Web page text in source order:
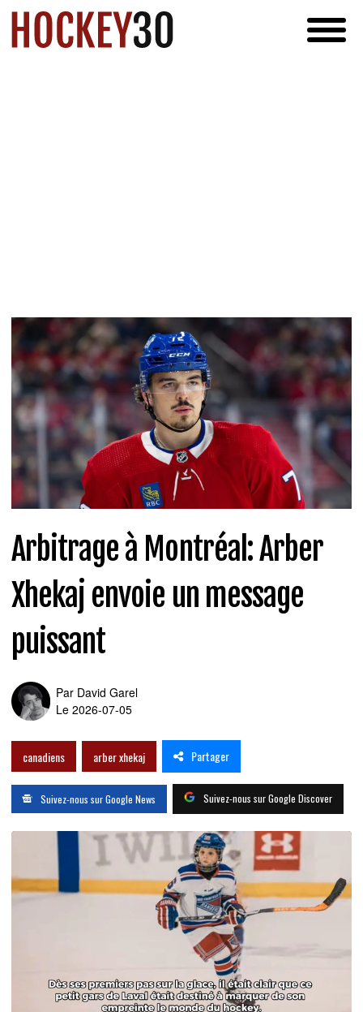
Arbitrage à Montréal: Arber
Xhekaj envoie un message
puissant
Par David Garel
Le 2026-07-05
canadiens arber xhekaj Partager
Suivez-nous sur Google News Suivez-nous sur Google Discover